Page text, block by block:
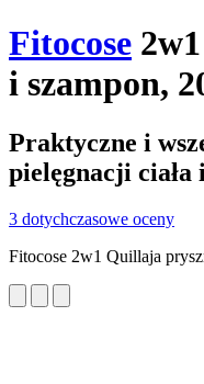
Fitocose
i szampon,
Praktyczne i
pielęgnacji ciała
3 dotychczasowe oceny
Fitocose 2w1 Quillaja